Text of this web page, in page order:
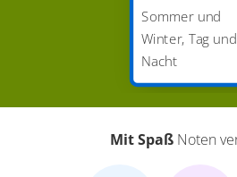
Sommer und
Winter, Tag und
Nacht
Mit Spaß Noten